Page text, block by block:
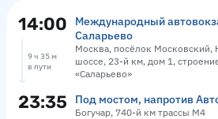
14:00
Международный
Саларьево
Москва, посёлок Московский,
шоссе, 23-й км, дом 1,
«Саларьево»
9 ч 35 м
в пути
23:35 Под мостом, напротив
Богучар, 740-й км трассы М4